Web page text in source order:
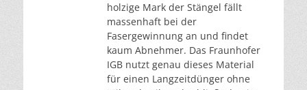
holzige Mark der Stängel fällt
massenhaft bei der
Fasergewinnung an und findet
kaum Abnehmer. Das Fraunhofer
IGB nutzt genau dieses Material
für einen Langzeitdünger ohne